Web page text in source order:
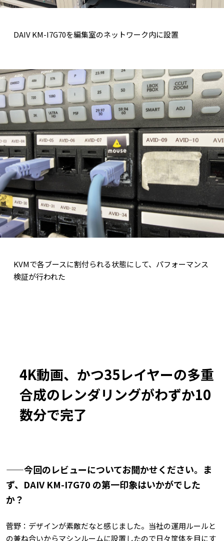
DAIV KM-I7G70を編集室のネットワーク内に設置
KVMで各ブースに割付られる状態にして、パフォーマンス
検証が行われた
4K動画、かつ35レイヤーの多重
合成のレンダリングがわずか10
数分で完了
——今回のレビューについてお聞かせください。ま
ず、DAIV KM-I7G70 の第一印象はいかがでした
か？
菅野：デザインが素敵だなと感じました。当社の運用ルールと
の兼ね合いからマシンルームに設置したので日々筐体を目にす